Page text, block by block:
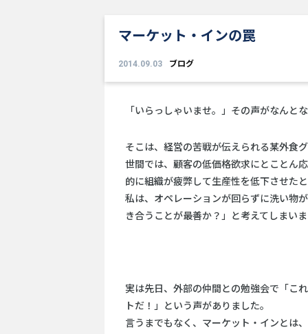
マーケット・インの罠
2014.09.03 ブログ
「いらっしゃいませ。」その声がなんと
そこは、経営の苦戦が伝えられる某外食
世間では、顧客の低価格欲求にとことん
的に組織が疲弊して生産性を低下させた
私は、オペレーションが回らずに洗い物
き合うことが最善か？」と考えてしまい
実は先日、外部の仲間との勉強会で「こ
トだ！」という声がありました。
言うまでもなく、マーケット・インとは